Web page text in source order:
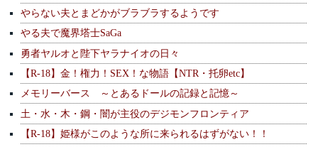
やらない夫とまどかがブラブラするようです
やる夫で魔界塔士SaGa
勇者ヤルオと陛下ヤラナイオの日々
【R-18】金！権力！SEX！な物語【NTR・托卵etc】
メモリーバース ～とあるドールの記録と記憶～
土・水・木・鋼・闇が主役のデジモンフロンティア
【R-18】姫様がこのような所に来られるはずがない！！